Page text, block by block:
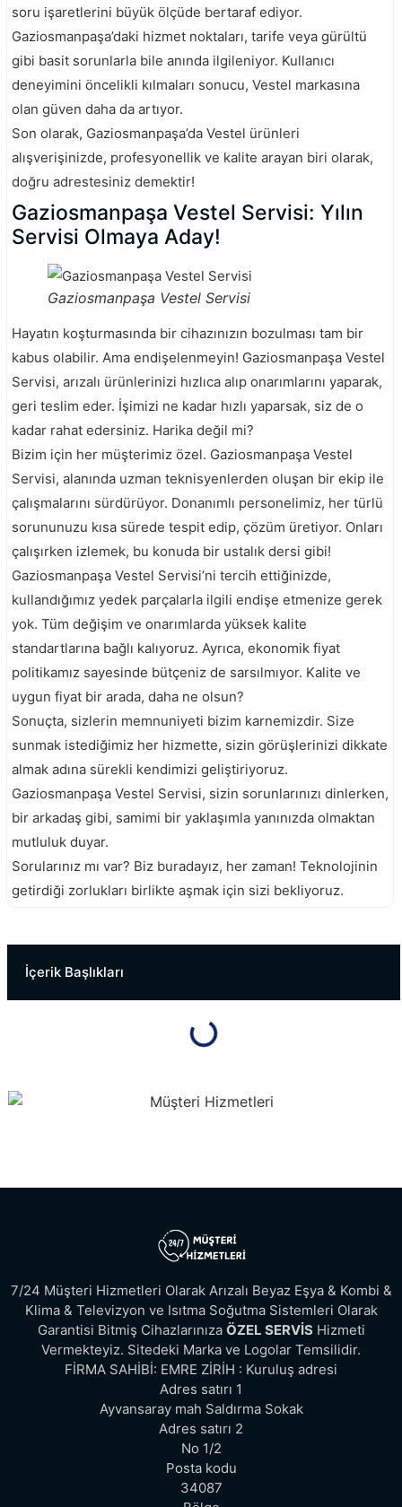
soru işaretlerini büyük ölçüde bertaraf ediyor.
Gaziosmanpaşa’daki hizmet noktaları, tarife veya gürültü
gibi basit sorunlarla bile anında ilgileniyor. Kullanıcı
deneyimini öncelikli kılmaları sonucu, Vestel markasına
olan güven daha da artıyor.
Son olarak, Gaziosmanpaşa’da Vestel ürünleri
alışverişinizde, profesyonellik ve kalite arayan biri olarak,
doğru adrestesiniz demektir!
Gaziosmanpaşa Vestel Servisi: Yılın
Servisi Olmaya Aday!
Gaziosmanpaşa Vestel Servisi
Hayatın koşturmasında bir cihazınızın bozulması tam bir
kabus olabilir. Ama endişelenmeyin! Gaziosmanpaşa Vestel
Servisi, arızalı ürünlerinizi hızlıca alıp onarımlarını yaparak,
geri teslim eder. İşimizi ne kadar hızlı yaparsak, siz de o
kadar rahat edersiniz. Harika değil mi?
Bizim için her müşterimiz özel. Gaziosmanpaşa Vestel
Servisi, alanında uzman teknisyenlerden oluşan bir ekip ile
çalışmalarını sürdürüyor. Donanımlı personelimiz, her türlü
sorununuzu kısa sürede tespit edip, çözüm üretiyor. Onları
çalışırken izlemek, bu konuda bir ustalık dersi gibi!
Gaziosmanpaşa Vestel Servisi’ni tercih ettiğinizde,
kullandığımız yedek parçalarla ilgili endişe etmenize gerek
yok. Tüm değişim ve onarımlarda yüksek kalite
standartlarına bağlı kalıyoruz. Ayrıca, ekonomik fiyat
politikamız sayesinde bütçeniz de sarsılmıyor. Kalite ve
uygun fiyat bir arada, daha ne olsun?
Sonuçta, sizlerin memnuniyeti bizim karnemizdir. Size
sunmak istediğimiz her hizmette, sizin görüşlerinizi dikkate
almak adına sürekli kendimizi geliştiriyoruz.
Gaziosmanpaşa Vestel Servisi, sizin sorunlarınızı dinlerken,
bir arkadaş gibi, samimi bir yaklaşımla yanınızda olmaktan
mutluluk duyar.
Sorularınız mı var? Biz buradayız, her zaman! Teknolojinin
getirdiği zorlukları birlikte aşmak için sizi bekliyoruz.
İçerik Başlıkları
7/24 Müşteri Hizmetleri Olarak Arızalı Beyaz Eşya & Kombi &
Klima & Televizyon ve Isıtma Soğutma Sistemleri Olarak
Garantisi Bitmiş Cihazlarınıza ÖZEL SERVİSHizmeti
Vermekteyiz. Sitedeki Marka ve Logolar Temsilidir.
FİRMA SAHİBİ: EMRE ZİRİH : Kuruluş adresi
Adres satırı 1
Ayvansaray mah Saldırma Sokak
Adres satırı 2
No 1/2
Posta kodu
34087